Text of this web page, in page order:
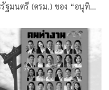
ฐมนตรี (ครม.) ของ “อนุทิน